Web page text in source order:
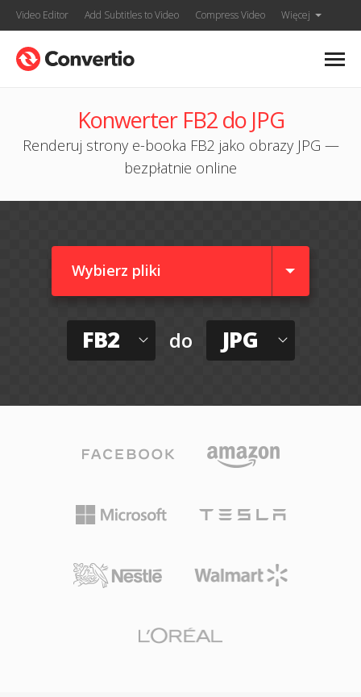
Video Editor Add Subtitles to Video Compress Video Więcej
Konwerter FB2 do JPG
Renderuj strony e-booka FB2 jako obrazy JPG —
bezpłatnie online
Wybierz pliki
FB2 do JPG